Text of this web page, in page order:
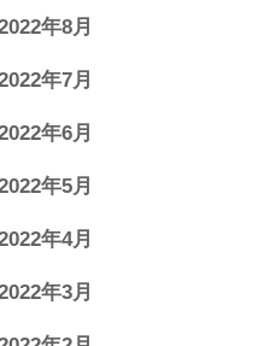
年8月
年7月
年6月
年5月
年4月
年3月